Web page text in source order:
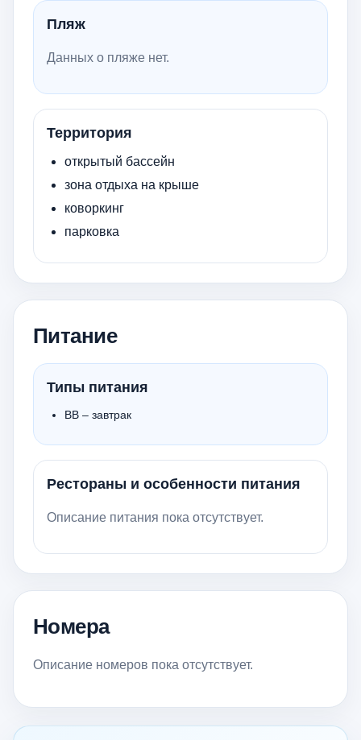
Пляж
Данных о пляже нет.
Территория
открытый бассейн
зона отдыха на крыше
коворкинг
парковка
Питание
Типы питания
BB – завтрак
Рестораны и особенности питания
Описание питания пока отсутствует.
Номера
Описание номеров пока отсутствует.